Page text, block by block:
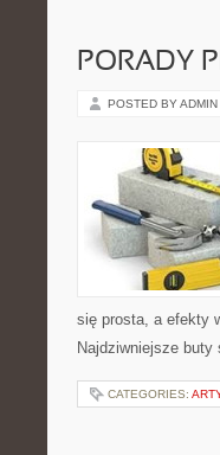
PORADY
POSTED BY ADMIN
się prosta, a efekty
Najdziwniejsze
CATEGORIES: